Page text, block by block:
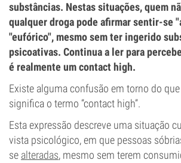
substâncias. Nestas situações, quem
qualquer droga pode afirmar sentir-se
"eufórico", mesmo sem ter ingerido
psicoativas. Continua a ler para
é realmente um contact high.
Existe alguma confusão em torno do
significa o termo “contact high”.
Esta expressão descreve uma situação
vista psicológico, em que pessoas
se alteradas, mesmo sem terem